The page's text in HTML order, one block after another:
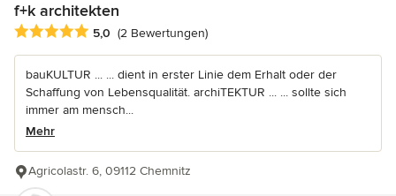
f+k architekten
Durchschnittliche Bewertung: 5 von 5 Sternen
5,0 (2 Bewertungen)
bauKULTUR ... ... dient in erster Linie dem Erhalt oder der
Schaffung von Lebensqualität. archiTEKTUR ... ... sollte sich
immer am mensch...
Mehr
Agricolastr. 6, 09112 Chemnitz